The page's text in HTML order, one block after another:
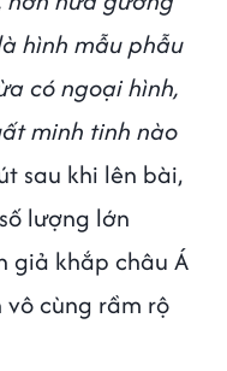
hình mẫu phẫu
có ngoại hình,
minh tinh nào
sau khi lên bài,
lượng lớn
giả khắp châu Á
cùng rầm rộ